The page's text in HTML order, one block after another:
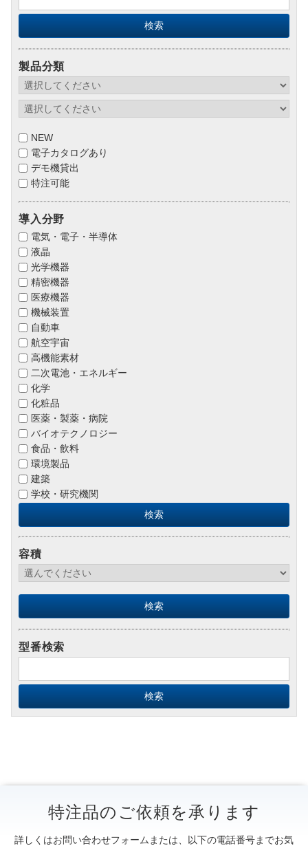
製品分類
NEW
電子カタログあり
デモ機貸出
特注可能
導入分野
電気・電子・半導体
液晶
光学機器
精密機器
医療機器
機械装置
自動車
航空宇宙
高機能素材
二次電池・エネルギー
化学
化粧品
医薬・製薬・病院
バイオテクノロジー
食品・飲料
環境製品
建築
学校・研究機関
容積
型番検索
特注品のご依頼を承ります
詳しくはお問い合わせフォームまたは、以下の電話番号までお気